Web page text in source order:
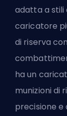
adatta a stili
caricatore
di riserva
ha un
munizioni di
precisione e